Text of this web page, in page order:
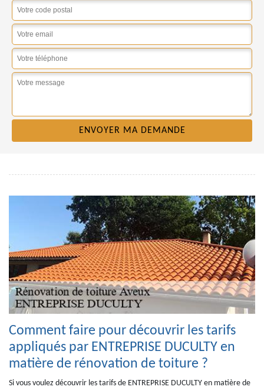
Comment faire pour découvrir les tarifs
appliqués par ENTREPRISE DUCULTY en
matière de rénovation de toiture ?
Si vous voulez découvrir les tarifs de ENTREPRISE DUCULTY en matière de